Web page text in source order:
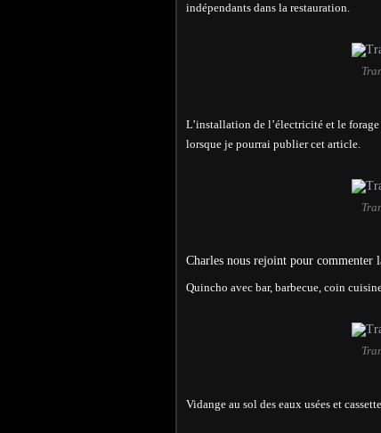
indépendants dans la restauration.
L’installation de l’électricité et le
lorsque je pourrai publier cet article.
Charles nous rejoint pour commenter
Quincho avec bar, barbecue, coin
Vidange au sol des eaux usées et